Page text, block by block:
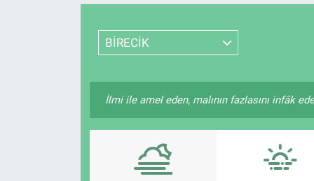
BİRECİK
İlmi ile amel eden, malının fazlasını infâk
Süper Lig Puan Durumu ve Fikstür
Son Dakika Haberleri